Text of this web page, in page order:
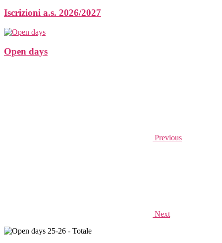
Iscrizioni a.s. 2026/2027
Open days
Previous
Next